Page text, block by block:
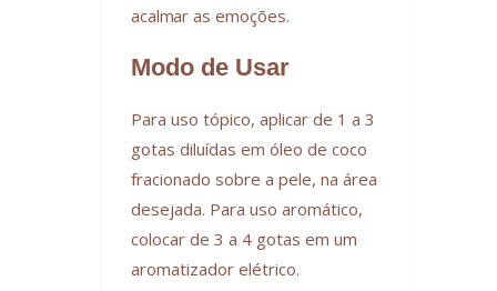
acalmar as emoções.
Modo de Usar
Para uso tópico, aplicar de 1 a 3
gotas diluídas em óleo de coco
fracionado sobre a pele, na área
desejada. Para uso aromático,
colocar de 3 a 4 gotas em um
aromatizador elétrico.